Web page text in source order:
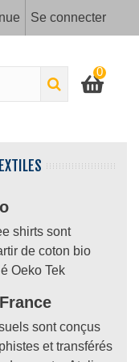
Se connecter
0
shirts sont
de coton bio
Oeko Tek
sont conçus
et transférés